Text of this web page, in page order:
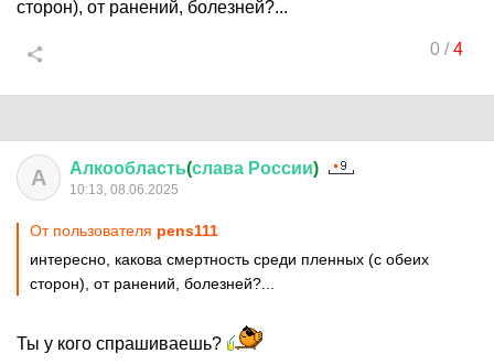
сторон), от ранений, болезней?...
0/4
А Алкообласть(слава России)
10:13, 08.06.2025
От пользователя pens111
интересно, какова смертность среди пленных (с обеих
сторон), от ранений, болезней?...
Ты у кого спрашиваешь?